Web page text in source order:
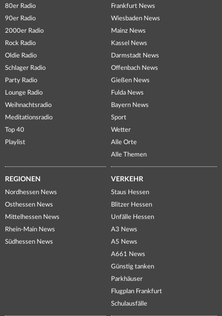
80er Radio
90er Radio
2000er Radio
Rock Radio
Oldie Radio
Schlager Radio
Party Radio
Lounge Radio
Weihnachtsradio
Meditationsradio
Top 40
Playlist
Frankfurt News
Wiesbaden News
Mainz News
Kassel News
Darmstadt News
Offenbach News
Gießen News
Fulda News
Bayern News
Sport
Wetter
Alle Orte
Alle Themen
REGIONEN
Nordhessen News
Osthessen News
Mittelhessen News
Rhein-Main News
Südhessen News
VERKEHR
Staus Hessen
Blitzer Hessen
Unfälle Hessen
A3 News
A5 News
A661 News
Günstig tanken
Parkhäuser
Flugplan Frankfurt
Schulausfälle